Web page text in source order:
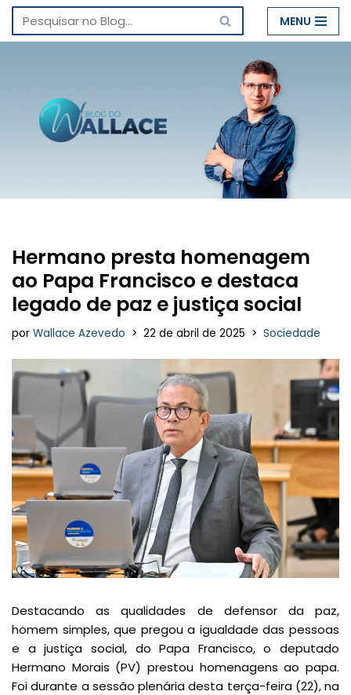
Pular
conteúdo
MENU
Hermano presta homenagem
ao Papa Francisco e destaca
legado de paz e justiça social
por Wallace Azevedo 22 de abril de 2025 Sociedade
Destacando as qualidades de defensor da paz,
homem simples, que pregou a igualdade das pessoas
e a justiça social, do Papa Francisco, o deputado
Hermano Morais (PV) prestou homenagens ao papa.
Foi durante a sessão plenária desta terça-feira (22), na